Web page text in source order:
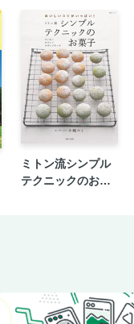
ミトン流シンプル
テクニックのお菓